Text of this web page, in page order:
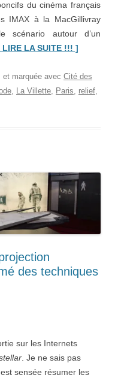
du cinéma français
IMAX à la MacGillivray
scénario autour d’un
LIRE LA SUITE !!! ]
3D,
à
et marquée avec Cité des
, La Villette, Paris, relief,
des techniques
sur les Internets
. Je ne sais pas
sensée résumer les